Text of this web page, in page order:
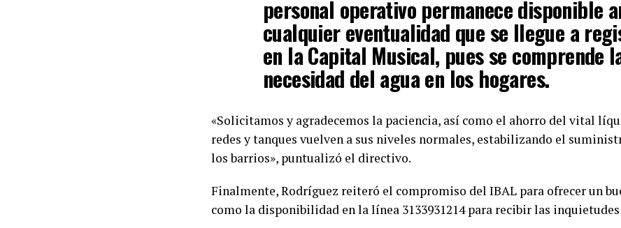
personal operativo permanece disponible
cualquier eventualidad que se llegue a
en la Capital Musical, pues se comprende
necesidad del agua en los hogares.
«Solicitamos y agradecemos la paciencia, así como el ahorro del vital
redes y tanques vuelven a sus niveles normales, estabilizando el
los barrios», puntualizó el directivo.
Finalmente, Rodríguez reiteró el compromiso del IBAL para ofrecer un
como la disponibilidad en la línea 3133931214 para recibir las